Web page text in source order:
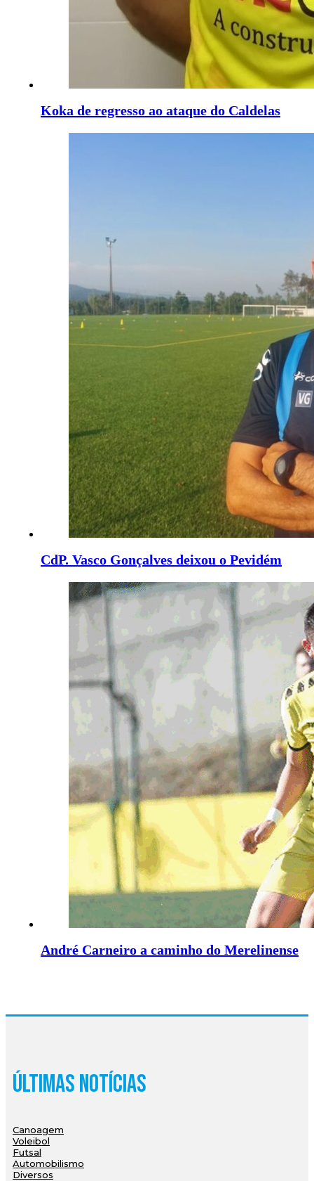
Koka de regresso ao ataque do Caldelas
CdP. Vasco Gonçalves deixou o Pevidém
André Carneiro a caminho do Merelinense
Últimas Notícias
Canoagem
Voleibol
Futsal
Automobilismo
Diversos